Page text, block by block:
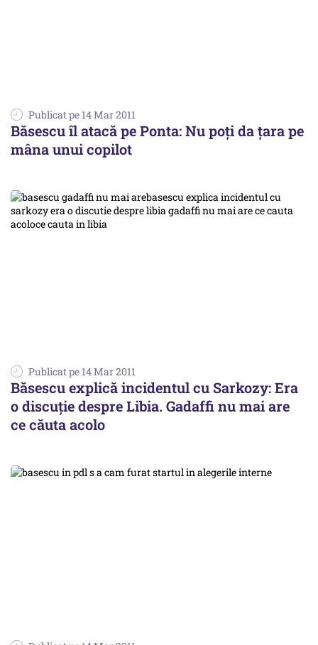
Publicat pe 14 Mar 2011
Băsescu îl atacă pe Ponta: Nu poţi da ţara pe
mâna unui copilot
Publicat pe 14 Mar 2011
Băsescu explică incidentul cu Sarkozy: Era
o discuţie despre Libia. Gadaffi nu mai are
ce căuta acolo